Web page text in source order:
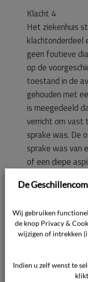
Klacht 4
Het ziekenhuis
klachtonderdeel
geen foutieve
op de
toestand in de
gehouden met
is meegedeeld
verricht om vast
sprake was. De
sprake was van
of een diepe
moet worden.
intuberen op de
diagnostiek te
Beoordeling
De inhoud van
De
Wij gebruiken
de knop Privacy &
wijzigen of intrekken
Indien u zelf wenst te